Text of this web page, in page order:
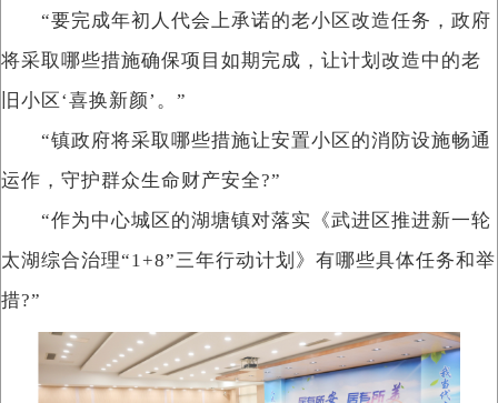
“要完成年初人代会上承诺的老小区改造任务，政府
将采取哪些措施确保项目如期完成，让计划改造中的老
旧小区‘喜换新颜’。”
“镇政府将采取哪些措施让安置小区的消防设施畅通
运作，守护群众生命财产安全?”
“作为中心城区的湖塘镇对落实《武进区推进新一轮
太湖综合治理“1+8”三年行动计划》有哪些具体任务和举
措?”